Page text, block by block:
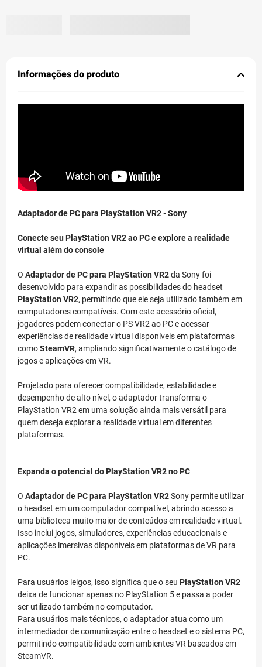
Informações do produto
Adaptador de PC para PlayStation VR2 - Sony
Conecte seu PlayStation VR2 ao PC e explore a realidade
virtual além do console
O Adaptador de PC para PlayStation VR2da Sony foi
desenvolvido para expandir as possibilidades do headset
PlayStation VR2, permitindo que ele seja utilizado também em
computadores compatíveis. Com este acessório oficial,
jogadores podem conectar o PS VR2 ao PC e acessar
experiências de realidade virtual disponíveis em plataformas
comoSteamVR, ampliando significativamente o catálogo de
jogos e aplicações em VR.
Projetado para oferecer compatibilidade, estabilidade e
desempenho de alto nível, o adaptador transforma o
PlayStation VR2 em uma solução ainda mais versátil para
quem deseja explorar a realidade virtual em diferentes
plataformas.
Expanda o potencial do PlayStation VR2 no PC
O Adaptador de PC para PlayStation VR2Sony permite utilizar
o headset em um computador compatível, abrindo acesso a
uma biblioteca muito maior de conteúdos em realidade virtual.
Isso inclui jogos, simuladores, experiências educacionais e
aplicações imersivas disponíveis em plataformas de VR para
PC.
Para usuários leigos, isso significa que o seu PlayStation VR2
deixa de funcionar apenas no PlayStation 5 e passa a poder
ser utilizado também no computador.
Para usuários mais técnicos, o adaptador atua como um
intermediador de comunicação entre o headset e o sistema PC,
permitindo compatibilidade com ambientes VR baseados em
SteamVR.